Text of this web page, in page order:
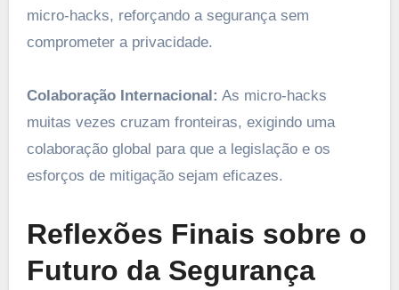
micro-hacks, reforçando a segurança sem
comprometer a privacidade.
Colaboração Internacional: As micro-hacks
muitas vezes cruzam fronteiras, exigindo uma
colaboração global para que a legislação e os
esforços de mitigação sejam eficazes.
Reflexões Finais sobre o
Futuro da Segurança